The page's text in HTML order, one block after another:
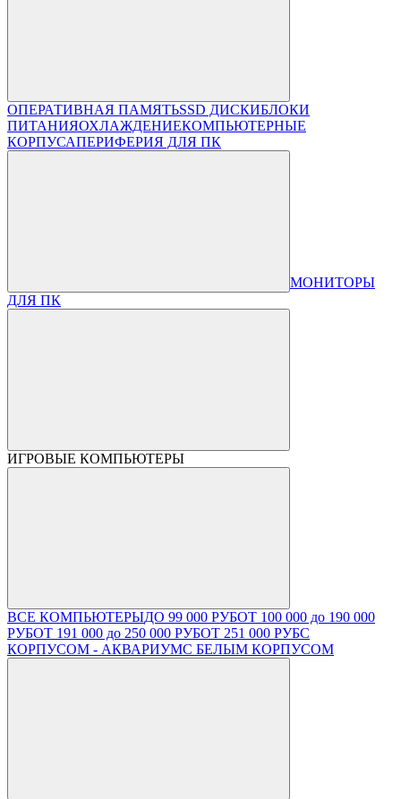
ОПЕРАТИВНАЯ ПАМЯТЬSSD ДИСКИБЛОКИ
ПИТАНИЯОХЛАЖДЕНИЕКОМПЬЮТЕРНЫЕ
КОРПУСАПЕРИФЕРИЯ ДЛЯ ПК
МОНИТОРЫ
ДЛЯ ПК
ИГРОВЫЕ КОМПЬЮТЕРЫ
ВСЕ КОМПЬЮТЕРЫДО 99 000 РУБОТ 100 000 до 190 000
РУБОТ 191 000 до 250 000 РУБОТ 251 000 РУБС
КОРПУСОМ - АКВАРИУМС БЕЛЫМ КОРПУСОМ